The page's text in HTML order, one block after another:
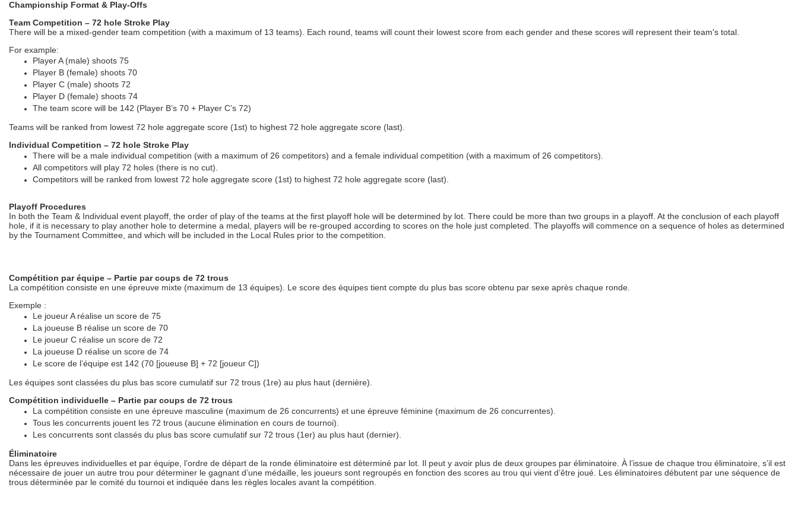
Championship Format & Play-Offs
Team Competition – 72 hole Stroke Play
There will be a mixed-gender team competition (with a maximum of 13 teams). Each round, teams will count their lowest score from each gender and these scores will represent their team's total.
For example:
Player A (male) shoots 75
Player B (female) shoots 70
Player C (male) shoots 72
Player D (female) shoots 74
The team score will be 142 (Player B’s 70 + Player C’s 72)
Teams will be ranked from lowest 72 hole aggregate score (1st) to highest 72 hole aggregate score (last).
Individual Competition – 72 hole Stroke Play
There will be a male individual competition (with a maximum of 26 competitors) and a female individual competition (with a maximum of 26 competitors).
All competitors will play 72 holes (there is no cut).
Competitors will be ranked from lowest 72 hole aggregate score (1st) to highest 72 hole aggregate score (last).
Playoff Procedures
In both the Team & Individual event playoff, the order of play of the teams at the first playoff hole will be determined by lot. There could be more than two groups in a playoff. At the conclusion of each playoff
hole, if it is necessary to play another hole to determine a medal, players will be re-grouped according to scores on the hole just completed. The playoffs will commence on a sequence of holes as determined
by the Tournament Committee, and which will be included in the Local Rules prior to the competition.
Compétition par équipe – Partie par coups de 72 trous
La compétition consiste en une épreuve mixte (maximum de 13 équipes). Le score des équipes tient compte du plus bas score obtenu par sexe après chaque ronde.
Exemple :
Le joueur A réalise un score de 75
La joueuse B réalise un score de 70
Le joueur C réalise un score de 72
La joueuse D réalise un score de 74
Le score de l’équipe est 142 (70 [joueuse B] + 72 [joueur C])
Les équipes sont classées du plus bas score cumulatif sur 72 trous (1re) au plus haut (dernière).
Compétition individuelle – Partie par coups de 72 trous
La compétition consiste en une épreuve masculine (maximum de 26 concurrents) et une épreuve féminine (maximum de 26 concurrentes).
Tous les concurrents jouent les 72 trous (aucune élimination en cours de tournoi).
Les concurrents sont classés du plus bas score cumulatif sur 72 trous (1er) au plus haut (dernier).
Éliminatoire
Dans les épreuves individuelles et par équipe, l’ordre de départ de la ronde éliminatoire est déterminé par lot. Il peut y avoir plus de deux groupes par éliminatoire. À l’issue de chaque trou éliminatoire, s’il est
nécessaire de jouer un autre trou pour déterminer le gagnant d’une médaille, les joueurs sont regroupés en fonction des scores au trou qui vient d’être joué. Les éliminatoires débutent par une séquence de
trous déterminée par le comité du tournoi et indiquée dans les règles locales avant la compétition.